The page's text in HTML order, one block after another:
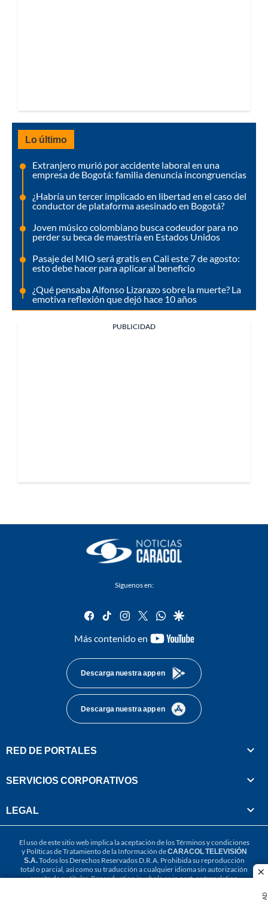
Lo último
Extranjero murió por accidente laboral en una
empresa de Bogotá: familia denuncia incongruencias
¿Habría un tercer implicado en libertad en el caso del
conductor de plataforma asesinado en Bogotá?
Joven músico colombiano busca codeudor para no
perder su beca de maestría en Estados Unidos
Pasaje del MIO será gratis en Cali este 7 de agosto:
esto debe hacer para aplicar al beneficio
¿Qué pensaba Alfonso Lizarazo sobre la muerte? La
emotiva reflexión que dejó hace 10 años
PUBLICIDAD
Síguenos en:
facebook
tiktok instagram
twitterwhatsapp
google
Más contenido en
youtube-
Descarga nuestra app en
Descarga nuestra app en
RED DE PORTALES
SERVICIOS CORPORATIVOS
LEGAL
El uso de este sitio web implica la aceptación de losTérminos y condiciones
y Políticas de Tratamiento de la Información deCARACOL TELEVISIÓN
S.A.Todos los Derechos Reservados D.R.A. Prohibida su reproducción
total o parcial, así como su traducción a cualquier idioma sin autorización
escrita de su titular. Reproduction in whole or in part, or translation